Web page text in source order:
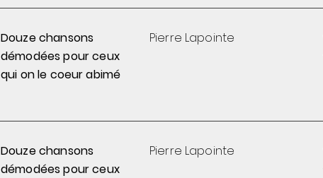
Douze chansons
démodées pourceux
qui on le coeur abimé
Pierre Lapointe
Douze chansons
démodées pourceux
Pierre Lapointe